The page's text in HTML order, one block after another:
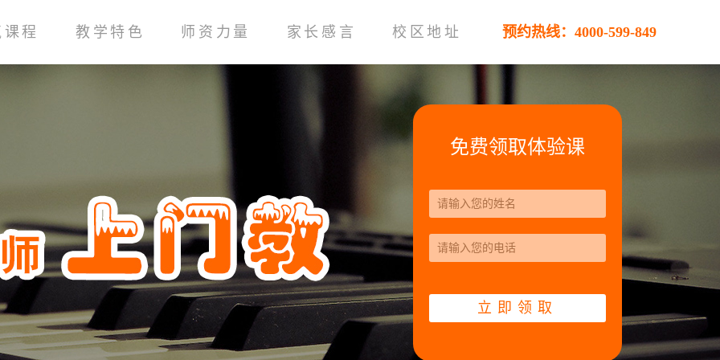
程 教学特色 师资力量 家长感言 校区地址 预约热线：4000-599-849
免费领取体验课
立即领取